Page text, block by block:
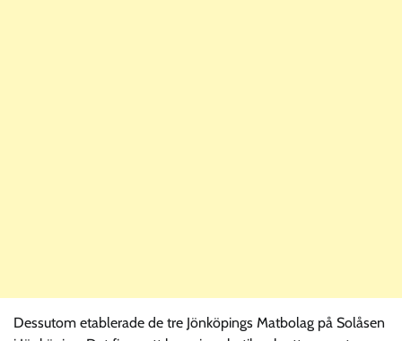
Dessutom etablerade de tre Jönköpings Matbolag på Solåsen